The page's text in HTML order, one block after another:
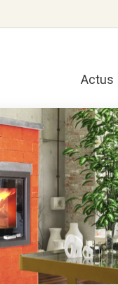
Actus